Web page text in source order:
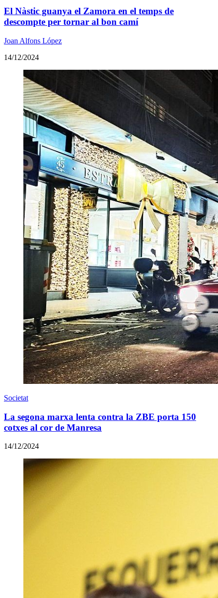
El Nàstic guanya el Zamora en el temps de
descompte per tornar al bon camí
Joan Alfons López
14/12/2024
Societat
La segona marxa lenta contra la ZBE porta 150
cotxes al cor de Manresa
14/12/2024